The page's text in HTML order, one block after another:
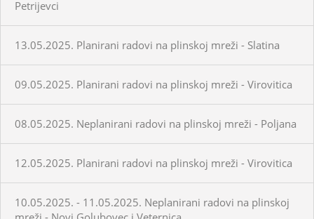
Petrijevci
13.05.2025. Planirani radovi na plinskoj mreži - Slatina
09.05.2025. Planirani radovi na plinskoj mreži - Virovitica
08.05.2025. Neplanirani radovi na plinskoj mreži - Poljana
12.05.2025. Planirani radovi na plinskoj mreži - Virovitica
10.05.2025. - 11.05.2025. Neplanirani radovi na plinskoj